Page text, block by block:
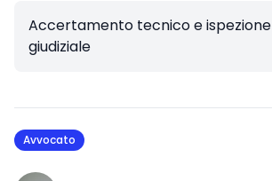
Accertamento tecnico e ispezione
giudiziale
Avvocato